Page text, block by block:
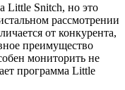
Little Snitch, но это
рассмотрении
от конкурента,
преимущество
мониторить не
программа Little